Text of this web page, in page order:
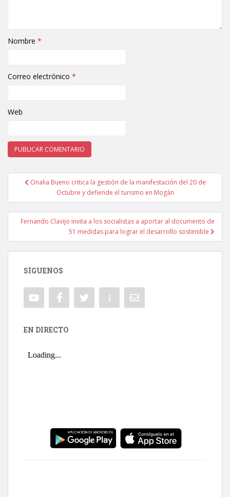
Nombre *
Correo electrónico *
Web
Navegación de entradas
Onalia Bueno critica la gestión de la manifestación del 20 de
Octubre y defiende el turismo en Mogán
Fernando Clavijo invita a los socialistas a aportar al documento de
51 medidas para lograr el desarrollo sostenible
SÍGUENOS
EN DIRECTO